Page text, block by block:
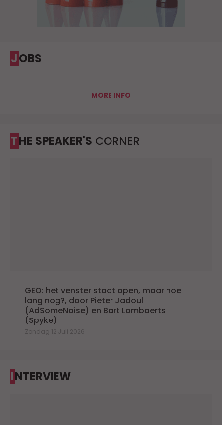
JOBS
MORE INFO
THE SPEAKER'S CORNER
GEO: het venster staat open, maar hoe
lang nog?, door Pieter Jadoul
(AdSomeNoise) en Bart Lombaerts
(Spyke)
Zondag 12 Juli 2026
INTERVIEW